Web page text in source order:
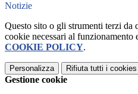
Notizie
Questo sito o gli strumenti terzi da
cookie necessari al
COOKIE POLICY.
Personalizza Rifiuta tutti i cookies
Gestione cookie